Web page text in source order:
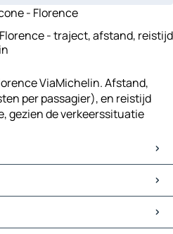
- Florence
- traject, afstand, reistijd
ViaMichelin. Afstand,
per passagier), en reistijd
gezien de verkeerssituatie